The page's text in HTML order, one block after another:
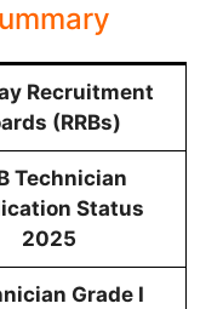
Recruitment
(RRBs)
Technician
Status
2025
Grade I